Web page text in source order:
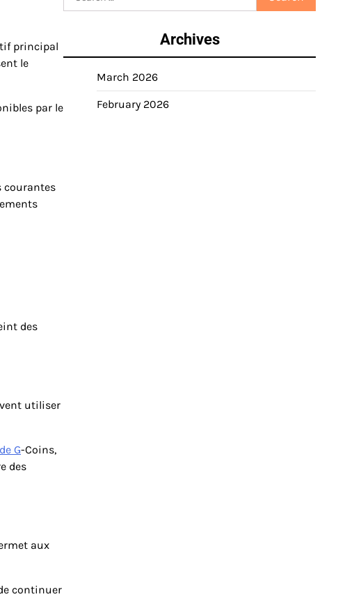
principal
le
par le
courantes
des
utiliser
de G-Coins,
des
aux
continuer
for:
Archives
March 2026
February 2026